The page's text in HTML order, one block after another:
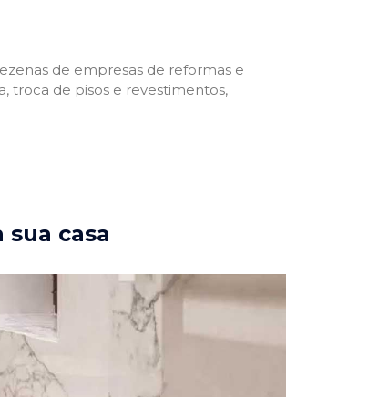
de empresas de reformas e
troca de pisos e revestimentos,
casa